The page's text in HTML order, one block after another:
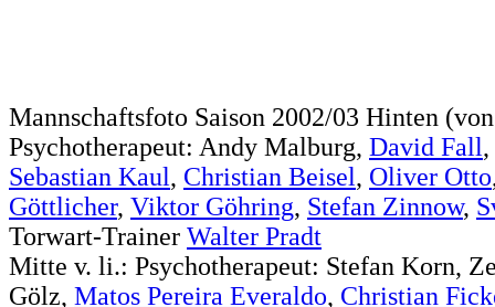
Mannschaftsfoto Saison 2002/03 Hinten
Psychotherapeut: Andy Malburg, David Fall,
Sebastian Kaul, Christian Beisel, Oliver Otto
Göttlicher, Viktor Göhring, Stefan Zinnow,
Torwart-Trainer Walter Pradt
Mitte v. li.: Psychotherapeut: Stefan Korn,
Gölz, Matos Pereira Everaldo, Christian